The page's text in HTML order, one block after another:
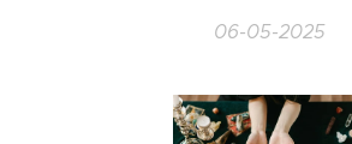
06-05-2025